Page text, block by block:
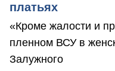
платьях
«Кроме жалости и
пленном ВСУ в
Залужного